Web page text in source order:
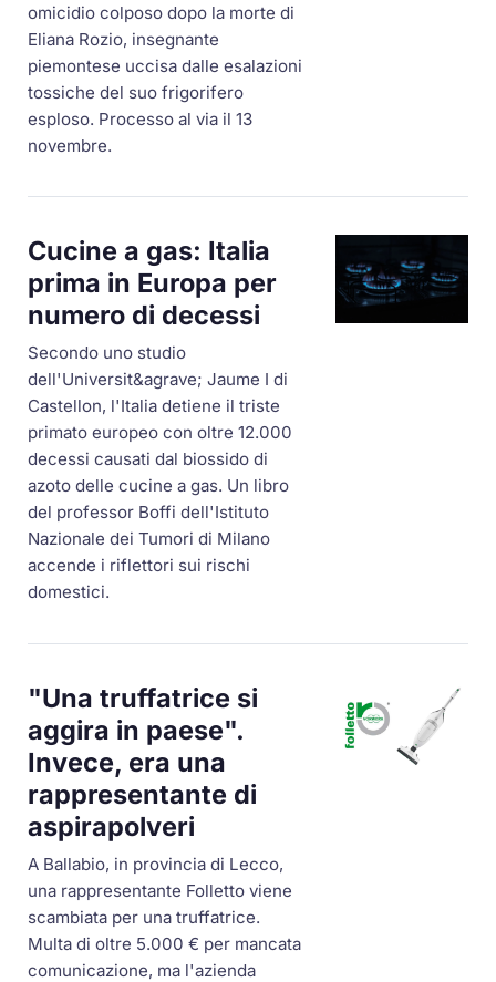
omicidio colposo dopo la morte di
Eliana Rozio, insegnante
piemontese uccisa dalle esalazioni
tossiche del suo frigorifero
esploso. Processo al via il 13
novembre.
Cucine a gas: Italia
prima in Europa per
numero di decessi
Secondo uno studio
dell'Universit&agrave; Jaume I di
Castellon, l'Italia detiene il triste
primato europeo con oltre 12.000
decessi causati dal biossido di
azoto delle cucine a gas. Un libro
del professor Boffi dell'Istituto
Nazionale dei Tumori di Milano
accende i riflettori sui rischi
domestici.
"Una truffatrice si
aggira in paese".
Invece, era una
rappresentante di
aspirapolveri
A Ballabio, in provincia di Lecco,
una rappresentante Folletto viene
scambiata per una truffatrice.
Multa di oltre 5.000 € per mancata
comunicazione, ma l'azienda